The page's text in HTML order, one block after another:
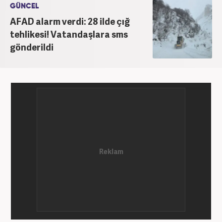
GÜNCEL
AFAD alarm verdi: 28 ilde çığ
tehlikesi! Vatandaşlara sms
gönderildi